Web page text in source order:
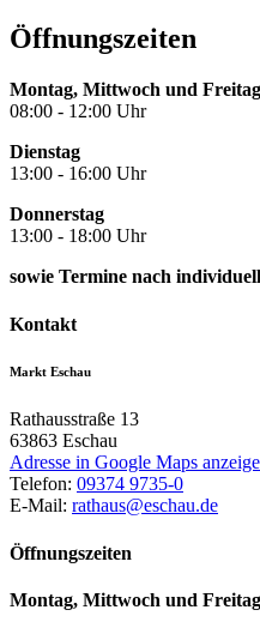
Öffnungszeiten
Montag, Mittwoch und Freitag
08:00 - 12:00 Uhr
Dienstag
13:00 - 16:00 Uhr
Donnerstag
13:00 - 18:00 Uhr
sowie Termine nach
Kontakt
Markt Eschau
Rathausstraße 13
63863 Eschau
Adresse in Google Maps
Telefon: 09374 9735-0
E-Mail: rathaus@eschau.de
Öffnungszeiten
Montag, Mittwoch und Freitag